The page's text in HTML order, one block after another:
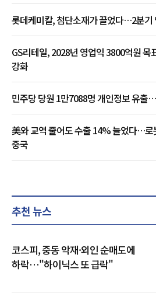
롯데케미칼, 첨단소재가 끌었다…2분기
GS리테일, 2028년 영업익 3800억원
강화
민주당 당원 1만7088명 개인정보 유출
美와 교역 줄어도 수출 14% 늘었다…로
중국
추천 뉴스
코스피, 중동 악재·외인 순매도에
하락…"하이닉스 또 급락"